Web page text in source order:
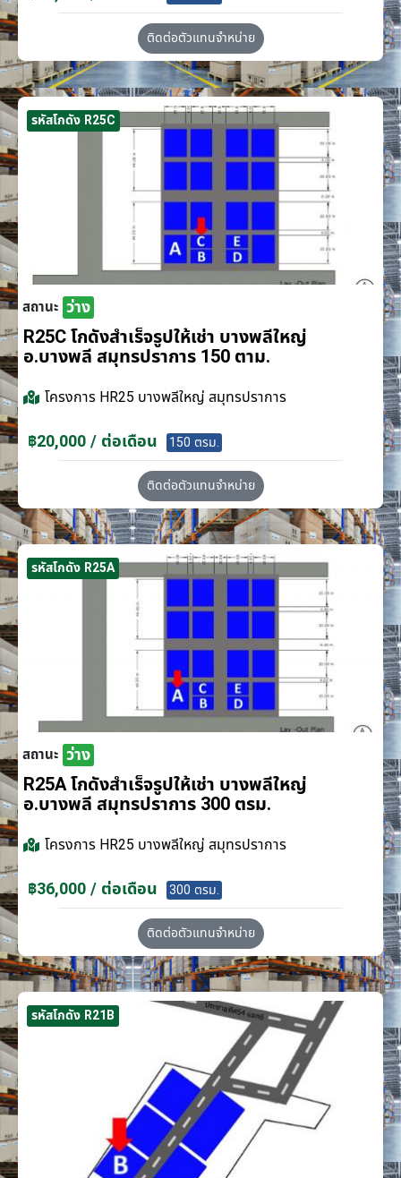
ติดต่อตัวแทนจำหน่าย
รหัสโกดัง R25C
สถานะ ว่าง
R25C โกดังสำเร็จรูปให้เช่า บางพลีใหญ่
อ.บางพลี สมุทรปราการ 150 ตาม.
โครงการ HR25 บางพลีใหญ่ สมุทรปราการ
฿20,000 / ต่อเดือน 150 ตรม.
ติดต่อตัวแทนจำหน่าย
รหัสโกดัง R25A
สถานะ ว่าง
R25A โกดังสำเร็จรูปให้เช่า บางพลีใหญ่
อ.บางพลี สมุทรปราการ 300 ตรม.
โครงการ HR25 บางพลีใหญ่ สมุทรปราการ
฿36,000 / ต่อเดือน 300 ตรม.
ติดต่อตัวแทนจำหน่าย
รหัสโกดัง R21B